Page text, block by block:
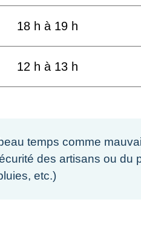
18 h à 19 h
12 h à 13 h
temps comme
des artisans ou du
etc.)